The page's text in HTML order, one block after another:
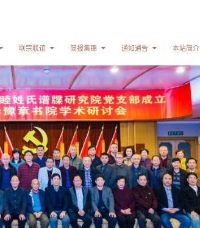
联宗联谊 简报集锦 通知通告 本站简介